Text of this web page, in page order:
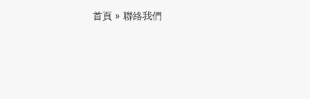
首頁 »聯絡我們